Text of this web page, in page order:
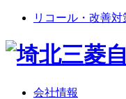
リコール・改善
会社情報